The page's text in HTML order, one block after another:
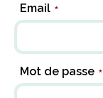
Email *
Mot de passe *